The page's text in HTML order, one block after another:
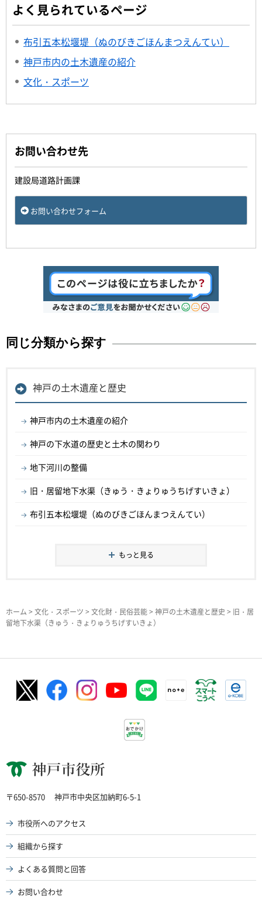
よく見られているページ
布引五本松堰堤（ぬのびきごほんまつえんてい）
神戸市内の土木遺産の紹介
文化・スポーツ
お問い合わせ先
建設局道路計画課
お問い合わせフォーム
同じ分類から探す
神戸の土木遺産と歴史
神戸市内の土木遺産の紹介
神戸の下水道の歴史と土木の関わり
地下河川の整備
旧・居留地下水渠（きゅう・きょりゅうちげすいきょ）
布引五本松堰堤（ぬのびきごほんまつえんてい）
もっと見る
ホーム > 文化・スポーツ > 文化財・民俗芸能> 神戸の土木遺産と歴史 > 旧・居
留地下水渠（きゅう・きょりゅうちげすいきょ）
神戸市役所
〒650-8570 神戸市中央区加納町6-5-1
市役所へのアクセス
組織から探す
よくある質問と回答
お問い合わせ